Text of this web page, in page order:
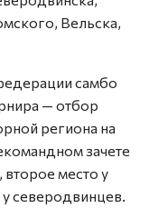
Вельска,
самбо
— отбор
региона на
зачете
место у
северодвинцев.